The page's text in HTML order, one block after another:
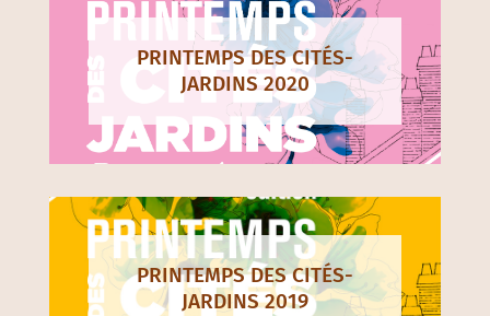
PRINTEMPS DES CITÉS-
JARDINS 2020
PRINTEMPS DES CITÉS-
JARDINS 2019